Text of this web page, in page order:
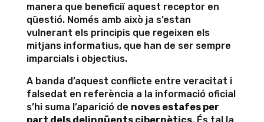
manera que beneficiï aquest receptor en
qüestió. Només amb això ja s’estan
vulnerant els principis que regeixen els
mitjans informatius, que han de ser sempre
imparcials i objectius.
A banda d’aquest conflicte entre veracitat i
falsedat en referència a la informació oficial
s’hi suma l’aparició de noves estafes per